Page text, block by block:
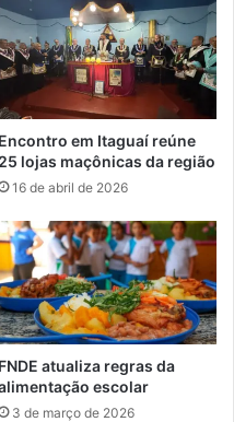
Encontro em Itaguaí reúne
25 lojas maçônicas da região
16 de abril de 2026
FNDE atualiza regras da
escolar
3 de março de 2026